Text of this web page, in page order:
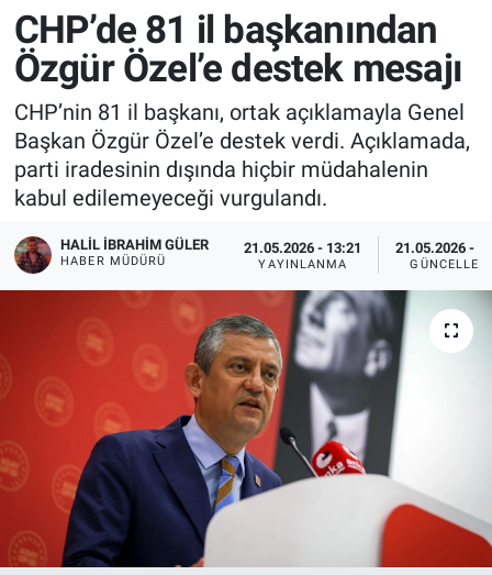
CHP’de 81 il başkanından
Özgür Özel’e destek mesajı
CHP’nin 81 il başkanı, ortak açıklamayla Genel
Başkan Özgür Özel’e destek verdi. Açıklamada,
parti iradesinin dışında hiçbir müdahalenin
kabul edilemeyeceği vurgulandı.
HALIL İBRAHIM GÜLER
HABER MÜDÜRÜ
21.05.2026 - 13:21
YAYINLANMA
21.05.2026 -